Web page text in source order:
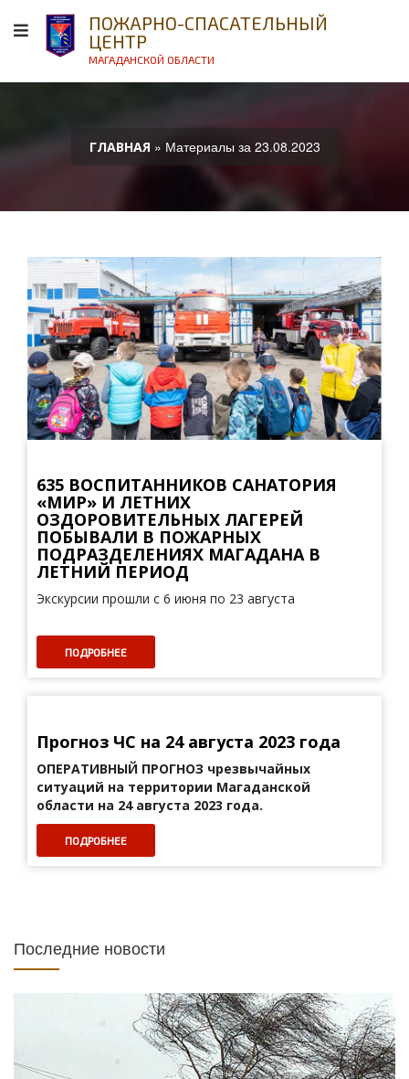
ПОЖАРНО-СПАСАТЕЛЬНЫЙ
ЦЕНТР
МАГАДАНСКОЙ ОБЛАСТИ
ГЛАВНАЯ » Материалы за 23.08.2023
635 ВОСПИТАННИКОВ САНАТОРИЯ
«МИР» И ЛЕТНИХ
ОЗДОРОВИТЕЛЬНЫХ ЛАГЕРЕЙ
ПОБЫВАЛИ В ПОЖАРНЫХ
ПОДРАЗДЕЛЕНИЯХ МАГАДАНА В
ЛЕТНИЙ ПЕРИОД
Экскурсии прошли с 6 июня по 23 августа
ПОДРОБНЕЕ
Прогноз ЧС на 24 августа 2023 года
ОПЕРАТИВНЫЙ ПРОГНОЗ чрезвычайных
ситуаций на территории Магаданской
области на 24 августа 2023 года.
ПОДРОБНЕЕ
Последние новости